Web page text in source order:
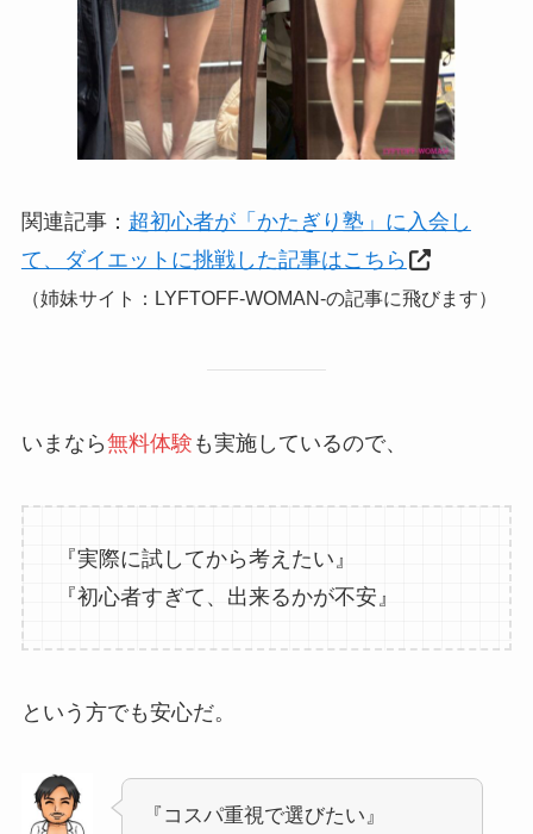
関連記事： 超初心者が「かたぎり塾」に入会し
て、ダイエットに挑戦した記事はこちら
（姉妹サイト：LYFTOFF-WOMAN-の記事に飛びます）
いまなら無料体験 も実施しているので、
『実際に試してから考えたい』
『初心者すぎて、出来るかが不安』
という方でも安心だ。
『コスパ重視で選びたい』